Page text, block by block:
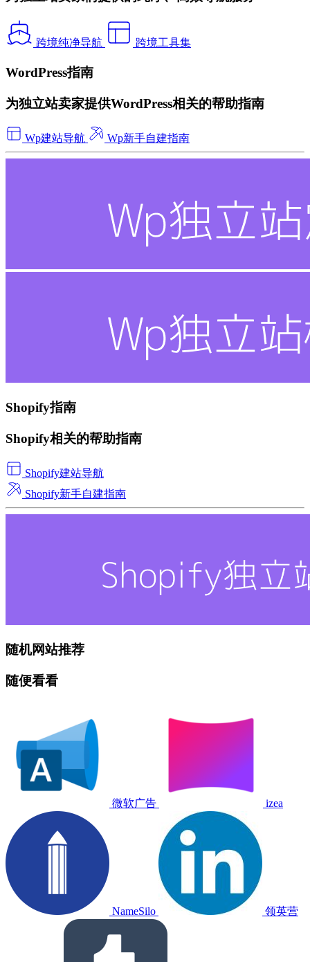
跨境纯净导航 跨境工具集
WordPress指南
为独立站卖家提供WordPress相关的帮助指南
Wp建站导航 Wp新手自建指南
Shopify指南
Shopify相关的帮助指南
Shopify建站导航
Shopify新手自建指南
随机网站推荐
随便看看
微软广告 izea
NameSilo 领英营